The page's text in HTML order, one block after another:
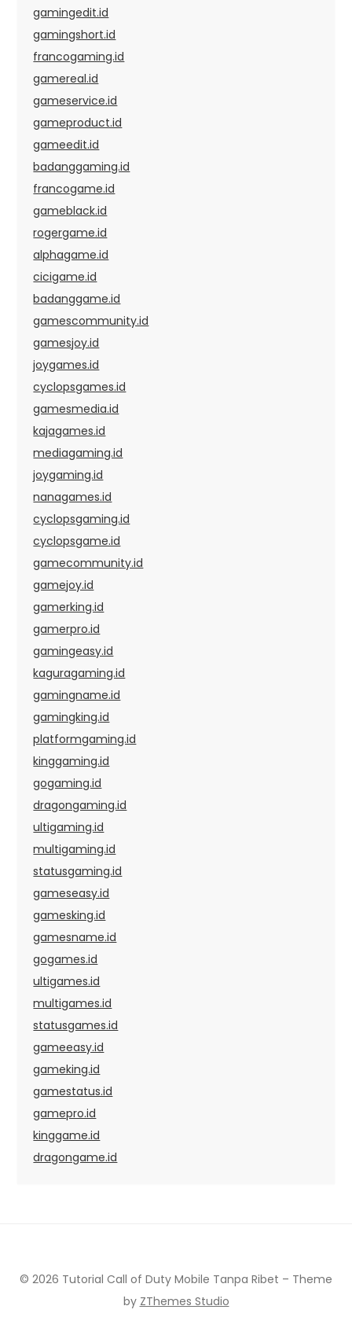
gamingedit.id
gamingshort.id
francogaming.id
gamereal.id
gameservice.id
gameproduct.id
gameedit.id
badanggaming.id
francogame.id
gameblack.id
rogergame.id
alphagame.id
cicigame.id
badanggame.id
gamescommunity.id
gamesjoy.id
joygames.id
cyclopsgames.id
gamesmedia.id
kajagames.id
mediagaming.id
joygaming.id
nanagames.id
cyclopsgaming.id
cyclopsgame.id
gamecommunity.id
gamejoy.id
gamerking.id
gamerpro.id
gamingeasy.id
kaguragaming.id
gamingname.id
gamingking.id
platformgaming.id
kinggaming.id
gogaming.id
dragongaming.id
ultigaming.id
multigaming.id
statusgaming.id
gameseasy.id
gamesking.id
gamesname.id
gogames.id
ultigames.id
multigames.id
statusgames.id
gameeasy.id
gameking.id
gamestatus.id
gamepro.id
kinggame.id
dragongame.id
© 2026 Tutorial Call of Duty Mobile Tanpa Ribet – Theme
by ZThemes Studio